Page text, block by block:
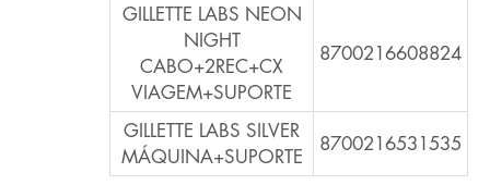
GILLETTE LABS NEON
NIGHT
CABO+2REC+CX
VIAGEM+SUPORTE
8700216608824
GILLETTE LABS SILVER
MÁQUINA+SUPORTE
8700216531535